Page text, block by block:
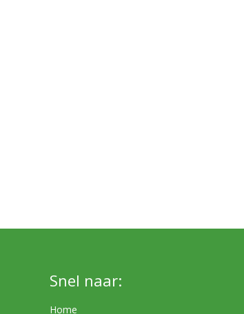
Snel naar:
Home